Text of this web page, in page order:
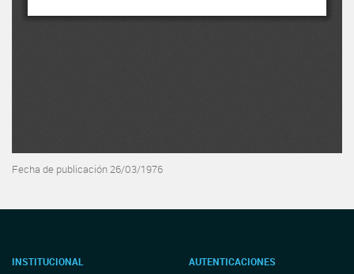
Fecha de publicación 26/03/1976
INSTITUCIONAL AUTENTICACIONES